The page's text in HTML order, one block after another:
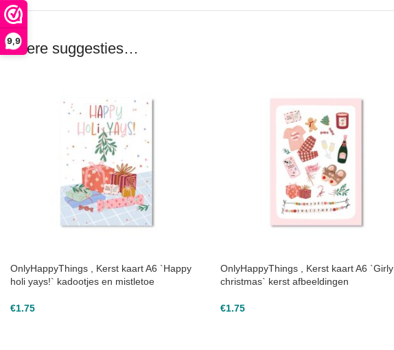
9,9
Andere suggesties…
OnlyHappyThings , Kerst kaart A6 `Happy
holi yays!` kadootjes en mistletoe
€1.75
OnlyHappyThings , Kerst kaart A6 `Girly
christmas` kerst afbeeldingen
€1.75